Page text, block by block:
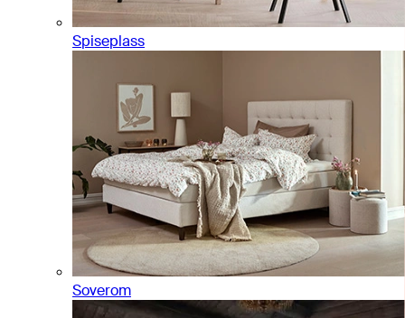
Spiseplass
Soverom